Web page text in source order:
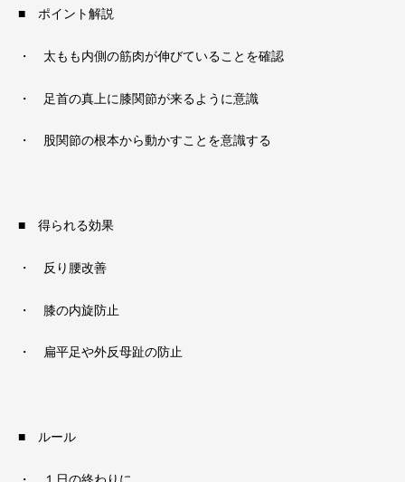
■ ポイント解説
・ 太もも内側の筋肉が伸びていることを確認
・ 足首の真上に膝関節が来るように意識
・ 股関節の根本から動かすことを意識する
■ 得られる効果
・ 反り腰改善
・ 膝の内旋防止
・ 扁平足や外反母趾の防止
■ ルール